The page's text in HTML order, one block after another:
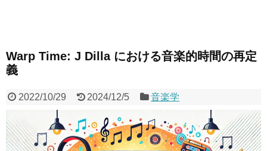
Warp Time: J Dilla における音楽的時間の再定
義
2022/10/29 2024/12/5 音楽学